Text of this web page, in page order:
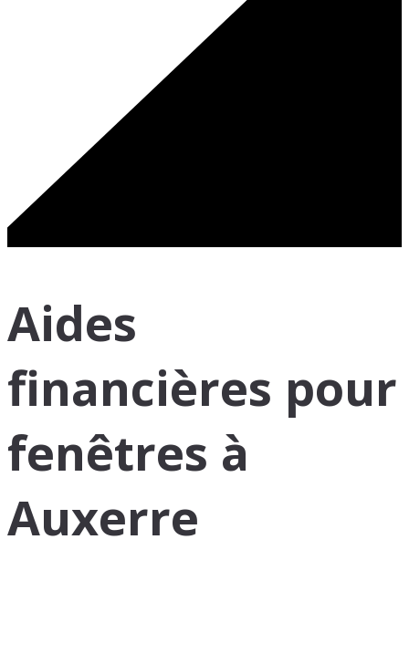
Aides
financières pour
fenêtres à
Auxerre